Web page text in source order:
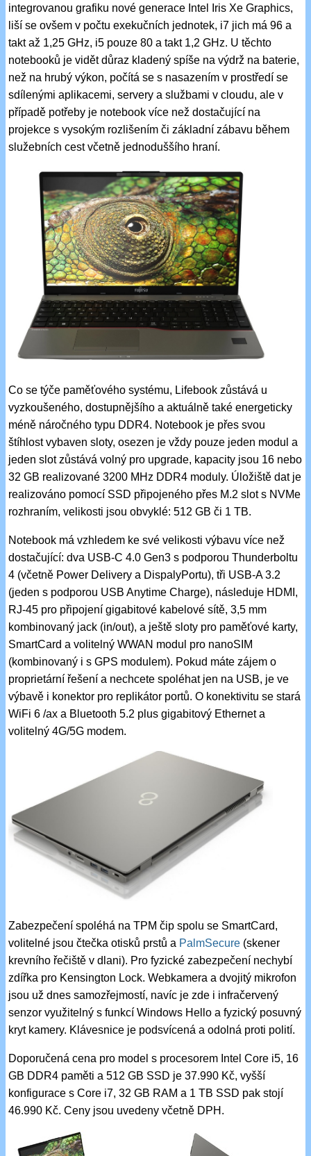
integrovanou grafiku nové generace Intel Iris Xe Graphics,
liší se ovšem v počtu exekučních jednotek, i7 jich má 96 a
takt až 1,25 GHz, i5 pouze 80 a takt 1,2 GHz. U těchto
notebooků je vidět důraz kladený spíše na výdrž na baterie,
než na hrubý výkon, počítá se s nasazením v prostředí se
sdílenými aplikacemi, servery a službami v cloudu, ale v
případě potřeby je notebook více než dostačující na
projekce s vysokým rozlišením či základní zábavu během
služebních cest včetně jednoduššího hraní.
Co se týče paměťového systému, Lifebook zůstává u
vyzkoušeného, dostupnějšího a aktuálně také energeticky
méně náročného typu DDR4. Notebook je přes svou
štíhlost vybaven sloty, osezen je vždy pouze jeden modul a
jeden slot zůstává volný pro upgrade, kapacity jsou 16 nebo
32 GB realizované 3200 MHz DDR4 moduly. Úložiště dat je
realizováno pomocí SSD připojeného přes M.2 slot s NVMe
rozhraním, velikosti jsou obvyklé: 512 GB či 1 TB.
Notebook má vzhledem ke své velikosti výbavu více než
dostačující: dva USB-C 4.0 Gen3 s podporou Thunderboltu
4 (včetně Power Delivery a DispalyPortu), tři USB-A 3.2
(jeden s podporou USB Anytime Charge), následuje HDMI,
RJ-45 pro připojení gigabitové kabelové sítě, 3,5 mm
kombinovaný jack (in/out), a ještě sloty pro paměťové karty,
SmartCard a volitelný WWAN modul pro nanoSIM
(kombinovaný i s GPS modulem). Pokud máte zájem o
proprietární řešení a nechcete spoléhat jen na USB, je ve
výbavě i konektor pro replikátor portů. O konektivitu se stará
WiFi 6 /ax a Bluetooth 5.2 plus gigabitový Ethernet a
volitelný 4G/5G modem.
Zabezpečení spoléhá na TPM čip spolu se SmartCard,
volitelné jsou čtečka otisků prstů a PalmSecure (skener
krevního řečiště v dlani). Pro fyzické zabezpečení nechybí
zdířka pro Kensington Lock. Webkamera a dvojitý mikrofon
jsou už dnes samozřejmostí, navíc je zde i infračervený
senzor využitelný s funkcí Windows Hello a fyzický posuvný
kryt kamery. Klávesnice je podsvícená a odolná proti polití.
Doporučená cena pro model s procesorem Intel Core i5, 16
GB DDR4 paměti a 512 GB SSD je 37.990 Kč, vyšší
konfigurace s Core i7, 32 GB RAM a 1 TB SSD pak stojí
46.990 Kč. Ceny jsou uvedeny včetně DPH.